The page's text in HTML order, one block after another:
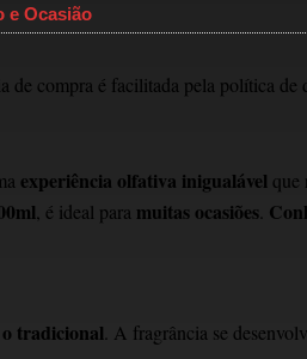
e Ocasião
de compra é facilitada pela política de
experiência olfativa inigualável que
, é ideal para muitas ocasiões
tradicional. A fragrância se